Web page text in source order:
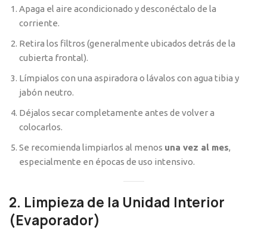
Apaga el aire acondicionado y desconéctalo de la
corriente.
Retira los filtros (generalmente ubicados detrás de la
cubierta frontal).
Límpialos con una aspiradora o lávalos con agua tibia y
jabón neutro.
Déjalos secar completamente antes de volver a
colocarlos.
Se recomienda limpiarlos al menos una vez al mes,
especialmente en épocas de uso intensivo.
2. Limpieza de la Unidad Interior
(Evaporador)